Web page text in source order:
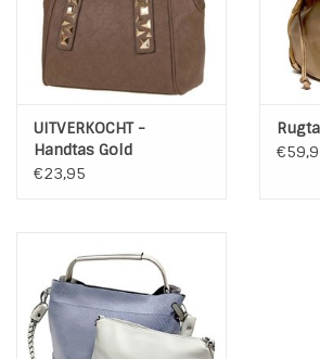
UITVERKOCHT -
Handtas Gold
Bussiness
€23,95